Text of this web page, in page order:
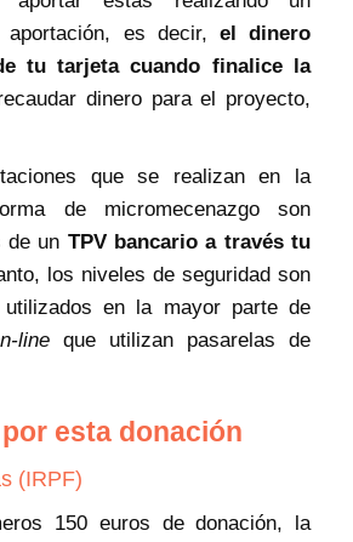
aportación, es decir, el dinero
tu tarjeta cuando finalice la
dinero para el proyecto,
que se realizan en la
de micromecenazgo son
de un TPV bancario a través tu
los niveles de seguridad son
en la mayor parte de
line que utilizan pasarelas de
esta donación
(IRPF)
150 euros de donación, la